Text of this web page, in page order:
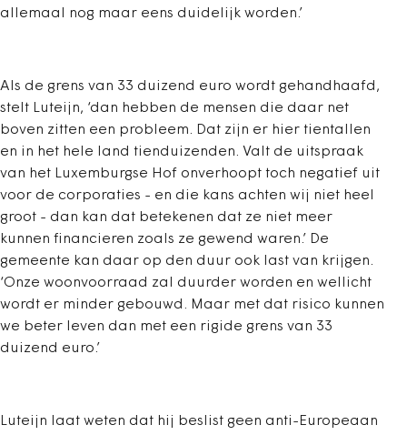
allemaal nog maar eens duidelijk worden.’
Als de grens van 33 duizend euro wordt gehandhaafd,
stelt Luteijn, ‘dan hebben de mensen die daar net
boven zitten een probleem. Dat zijn er hier tientallen
en in het hele land tienduizenden. Valt de uitspraak
van het Luxemburgse Hof onverhoopt toch negatief uit
voor de corporaties - en die kans achten wij niet heel
groot - dan kan dat betekenen dat ze niet meer
kunnen financieren zoals ze gewend waren.’ De
gemeente kan daar op den duur ook last van krijgen.
‘Onze woonvoorraad zal duurder worden en wellicht
wordt er minder gebouwd. Maar met dat risico kunnen
we beter leven dan met een rigide grens van 33
duizend euro.’
Luteijn laat weten dat hij beslist geen anti-Europeaan